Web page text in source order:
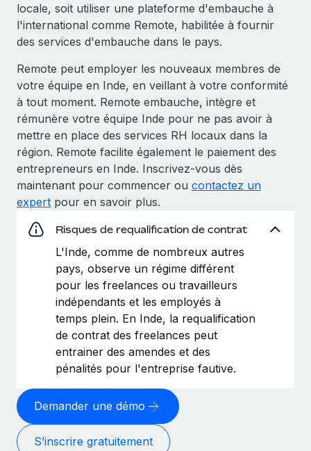
l’international et la conformité
Contrôles d’antécédents
candidats
Remote Watchtower
Gardez un temps d’avance sur les risques en
matière de conformité
Gestion des appareils
Achetez et suivez vos équipements informatiques
dans le monde entier
Création d’entité
Établissez des entités rapidement et en toute
conformité
Mobilité et déménagement international
Organisez facilement le déménagement de vos
employés
Avantages sociaux
Gérez facilement les avantages sociaux
l’IA
Obtenir de l’aide
Voir toutes les ressources
BLOG
Paie multipays
EOR et PEO
Gestion des freelances
Explorer le blog
Mises à jour des produits de Remote :
Intégrations Gusto et Xero et Gestion des
freelances Plus
Remote a toujours pour mission d'aider les entreprises de
toute taille à embaucher, gérer et payer...
Comment Phiture gère ses 55 employés
locale, soit utiliser une plateforme d'embauche à
l'international comme Remote, habilitée à fournir
des services d'embauche dans le pays.
Remote peut employer les nouveaux membres de
votre équipe en Inde, en veillant à votre conformité
à tout moment. Remote embauche, intègre et
rémunère votre équipe Inde pour ne pas avoir à
mettre en place des services RH locaux dans la
région. Remote facilite également le paiement des
entrepreneurs en Inde. Inscrivez-vous dès
maintenant pour commencer ou contactez un
expert pour en savoir plus.
Risques de requalification de contrat
L'Inde, comme de nombreux autres
pays, observe un régime différent
pour les freelances ou travailleurs
indépendants et les employés à
temps plein. En Inde, la requalification
de contrat des freelances peut
entrainer des amendes et des
pénalités pour l'entreprise fautive.
Demander une démo
S’inscrire gratuitement